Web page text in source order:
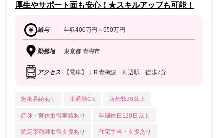
厚生やサポート面も安心！★スキルアップも可能！
給与 年収400万円～550万円
勤務地 東京都 青梅市
アクセス 【電車】ＪＲ青梅線 河辺駅 徒歩7分
定期昇給あり 車通勤OK 店舗数30以上
産休・育休取得実績あり 年間休日120日以上
認定薬剤師取得支援あり 住宅手当・支援あり